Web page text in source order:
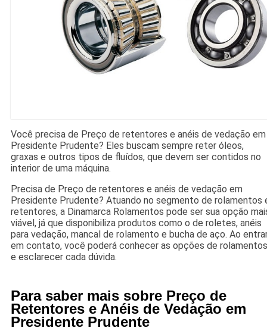
Você precisa de Preço de retentores e anéis de vedação em
Presidente Prudente? Eles buscam sempre reter óleos,
graxas e outros tipos de fluídos, que devem ser contidos no
interior de uma máquina.
Precisa de Preço de retentores e anéis de vedação em
Presidente Prudente? Atuando no segmento de rolamentos
retentores, a Dinamarca Rolamentos pode ser sua opção
viável, já que disponibiliza produtos como o de roletes, anéis
para vedação, mancal de rolamento e bucha de aço. Ao
em contato, você poderá conhecer as opções de rolamentos
e esclarecer cada dúvida.
Para saber mais sobre Preço de
Retentores e Anéis de Vedação em
Presidente Prudente